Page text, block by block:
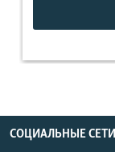
СОЦИАЛЬНЫЕ СЕТИ